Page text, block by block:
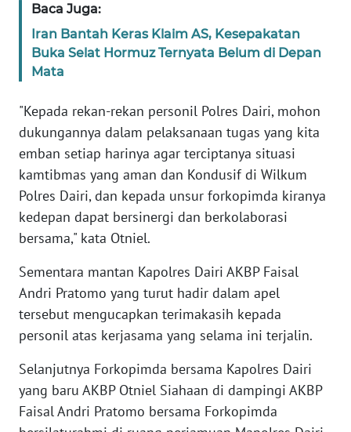
Baca Juga:
Iran Bantah Keras Klaim AS, Kesepakatan
Buka Selat Hormuz Ternyata Belum di Depan
Mata
"Kepada rekan-rekan personil Polres Dairi, mohon
dukungannya dalam pelaksanaan tugas yang kita
emban setiap harinya agar terciptanya situasi
kamtibmas yang aman dan Kondusif di Wilkum
Polres Dairi, dan kepada unsur forkopimda kiranya
kedepan dapat bersinergi dan berkolaborasi
bersama," kata Otniel.
Sementara mantan Kapolres Dairi AKBP Faisal
Andri Pratomo yang turut hadir dalam apel
tersebut mengucapkan terimakasih kepada
personil atas kerjasama yang selama ini terjalin.
Selanjutnya Forkopimda bersama Kapolres Dairi
yang baru AKBP Otniel Siahaan di dampingi AKBP
Faisal Andri Pratomo bersama Forkopimda
WN
SULTENG
WN
WN
BABEL
WN
SUMSEL
WN
BENGKULU
WN
LAMPUNG